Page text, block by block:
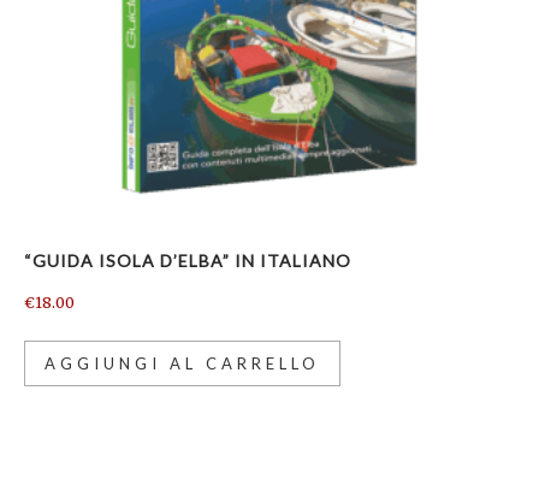
“GUIDA ISOLA D’ELBA” IN ITALIANO
€18.00
AGGIUNGI AL CARRELLO